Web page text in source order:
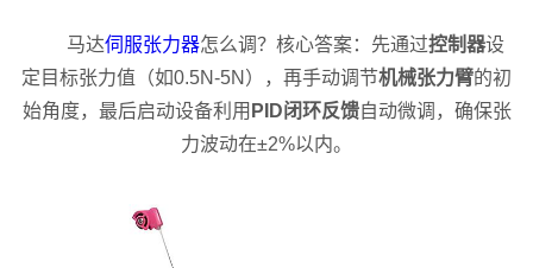
马达伺服张力器怎么调？核心答案：先通过控制器设
定目标张力值（如0.5N-5N），再手动调节机械张力臂的初
始角度，最后启动设备利用 PID闭环反馈自动微调，确保张
力波动在±2%以内。